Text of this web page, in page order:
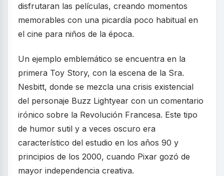
disfrutaran las películas, creando momentos
memorables con una picardía poco habitual en
el cine para niños de la época.
Un ejemplo emblemático se encuentra en la
primera Toy Story, con la escena de la Sra.
Nesbitt, donde se mezcla una crisis existencial
del personaje Buzz Lightyear con un comentario
irónico sobre la Revolución Francesa. Este tipo
de humor sutil y a veces oscuro era
característico del estudio en los años 90 y
principios de los 2000, cuando Pixar gozó de
mayor independencia creativa.